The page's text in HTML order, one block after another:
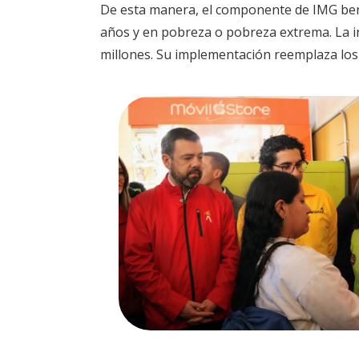
De esta manera, el componente de IMG
años y en pobreza o pobreza extrema. La
millones. Su implementación reemplaza